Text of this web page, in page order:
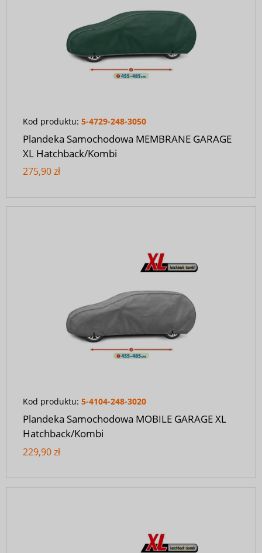
Kod produktu: 5-4729-248-3050
Plandeka Samochodowa MEMBRANE GARAGE
XL Hatchback/Kombi
275,90 zł
Kod produktu: 5-4104-248-3020
Plandeka Samochodowa MOBILE GARAGE XL
Hatchback/Kombi
229,90 zł